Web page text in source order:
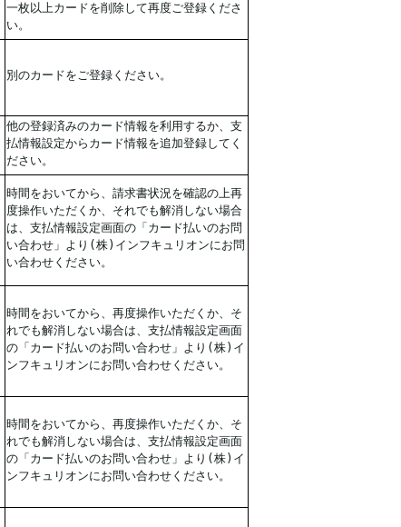
一枚以上カードを削除して再度ご登録くださ
い。
別のカードをご登録ください。
他の登録済みのカード情報を利用するか、支
払情報設定からカード情報を追加登録してく
ださい。
時間をおいてから、請求書状況を確認の上再
度操作いただくか、それでも解消しない場合
は、支払情報設定画面の「カード払いのお問
い合わせ」より(株)インフキュリオンにお問
い合わせください。
時間をおいてから、再度操作いただくか、そ
れでも解消しない場合は、支払情報設定画面
の「カード払いのお問い合わせ」より(株)イ
ンフキュリオンにお問い合わせください。
時間をおいてから、再度操作いただくか、そ
れでも解消しない場合は、支払情報設定画面
の「カード払いのお問い合わせ」より(株)イ
ンフキュリオンにお問い合わせください。